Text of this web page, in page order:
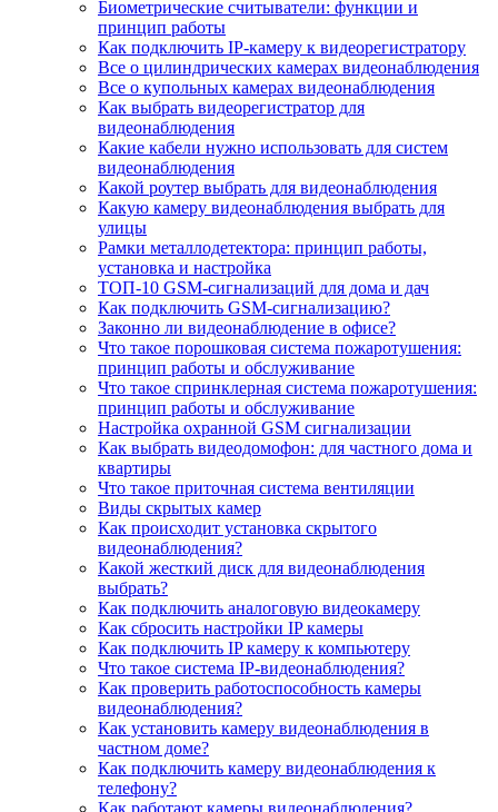
Биометрические считыватели: функции и
принцип работы
Как подключить IP-камеру к видеорегистратору
Все о цилиндрических камерах видеонаблюдения
Все о купольных камерах видеонаблюдения
Как выбрать видеорегистратор для
видеонаблюдения
Какие кабели нужно использовать для систем
видеонаблюдения
Какой роутер выбрать для видеонаблюдения
Какую камеру видеонаблюдения выбрать для
улицы
Рамки металлодетектора: принцип работы,
установка и настройка
ТОП-10 GSM-сигнализаций для дома и дач
Как подключить GSM-сигнализацию?
Законно ли видеонаблюдение в офисе?
Что такое порошковая система пожаротушения:
принцип работы и обслуживание
Что такое спринклерная система пожаротушения:
принцип работы и обслуживание
Настройка охранной GSM сигнализации
Как выбрать видеодомофон: для частного дома и
квартиры
Что такое приточная система вентиляции
Виды скрытых камер
Как происходит установка скрытого
видеонаблюдения?
Какой жесткий диск для видеонаблюдения
выбрать?
Как подключить аналоговую видеокамеру
Как сбросить настройки IP камеры
Как подключить IP камеру к компьютеру
Что такое система IP-видеонаблюдения?
Как проверить работоспособность камеры
видеонаблюдения?
Как установить камеру видеонаблюдения в
частном доме?
Как подключить камеру видеонаблюдения к
телефону?
Как работают камеры видеонаблюдения?